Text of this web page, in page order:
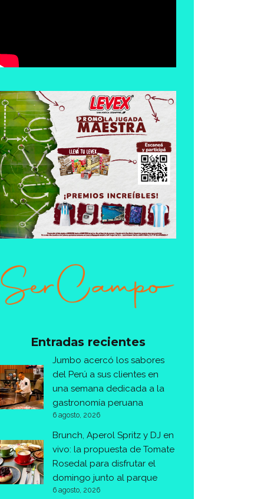
Entradas recientes
Jumbo acercó los sabores
del Perú a sus clientes en
una semana dedicada a la
gastronomía peruana
6 agosto, 2026
Brunch, Aperol Spritz y DJ en
vivo: la propuesta de Tomate
Rosedal para disfrutar el
domingo junto al parque
6 agosto, 2026